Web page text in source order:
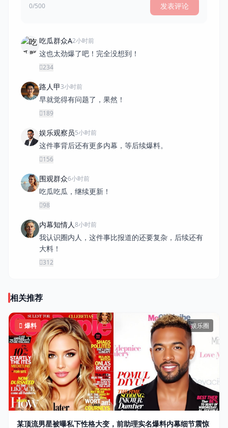
0/500 发表评论
吃瓜群众A2小时前
这也太劲爆了吧！完全没想到！
234
路人甲3小时前
早就觉得有问题了，果然！
189
娱乐观察员5小时前
这件事背后还有更多内幕，等后续爆料。
156
围观群众6小时前
吃瓜吃瓜，继续更新！
98
内幕知情人8小时前
我认识圈内人，这件事比报道的还要复杂，后续还有
大料！
312
相关推荐
爆料 娱乐圈
某顶流男星被曝私下性格大变，前助理实名爆料内幕细节震惊